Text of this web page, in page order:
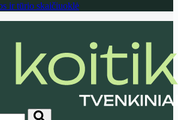
ir tūrio skaičiuoklė